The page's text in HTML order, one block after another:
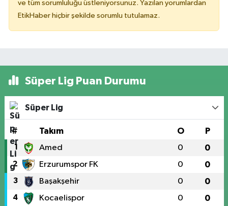
ve tüm sorumluluğu üstleniyorsunuz. Yazılan yorumlardan
EtikHaber hiçbir şekilde sorumlu tutulamaz.
Süper Lig Puan Durumu
Süper Lig
# Takım O P
1 Amed 0 0
2 Erzurumspor FK 0 0
3 Başakşehir 0 0
4 Kocaelispor 0 0